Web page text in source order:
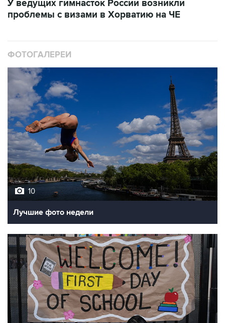
10
Лучшие фото недели